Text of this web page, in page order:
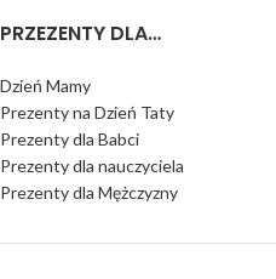
PRZEZENTY DLA…
Dzień Mamy
Prezenty na Dzień Taty
Prezenty dla Babci
Prezenty dla nauczyciela
Prezenty dla Mężczyzny